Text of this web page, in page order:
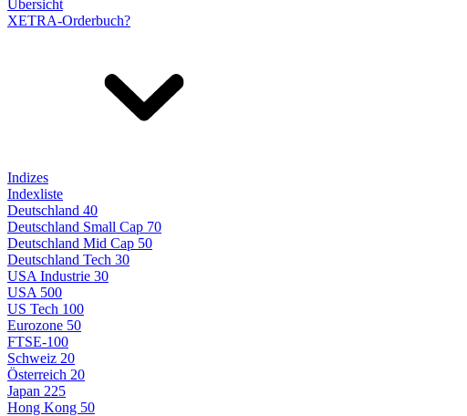
Übersicht
XETRA-Orderbuch?
Indizes
Indexliste
Deutschland 40
Deutschland Small Cap 70
Deutschland Mid Cap 50
Deutschland Tech 30
USA Industrie 30
USA 500
US Tech 100
Eurozone 50
FTSE-100
Schweiz 20
Österreich 20
Japan 225
Hong Kong 50